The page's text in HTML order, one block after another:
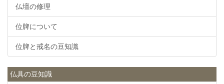
仏壇の修理
位牌について
位牌と戒名の豆知識
仏具の豆知識